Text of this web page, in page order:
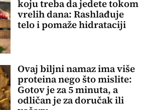
koju treba da jedete tokom
vrelih dana: Rashlađuje
telo i pomaže hidrataciji
Ovaj biljni namaz ima više
proteina nego što mislite:
Gotov je za 5 minuta, a
odličan je za doručak ili